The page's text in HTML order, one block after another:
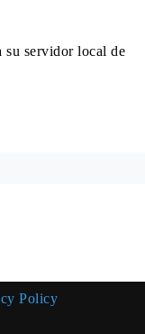
su servidor local de
Policy